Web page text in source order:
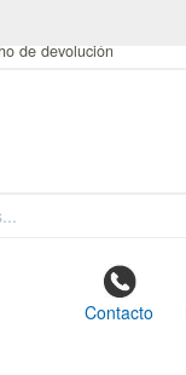
de devolución
Contacto